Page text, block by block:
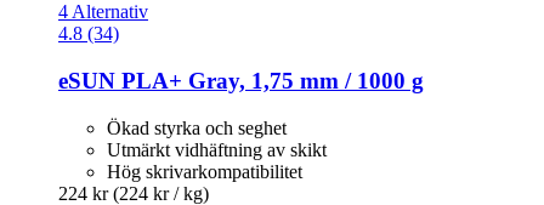
4 Alternativ
4.8 (34)
eSUN PLA+ Gray, 1,75 mm / 1000 g
Ökad styrka och seghet
Utmärkt vidhäftning av skikt
Hög skrivarkompatibilitet
224 kr (224 kr / kg)